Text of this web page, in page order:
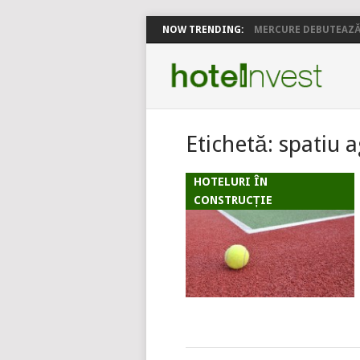
NOW TRENDING: MERCURE
Etichetă: spatiu
HOTELURI ÎN
CONSTRUCȚIE